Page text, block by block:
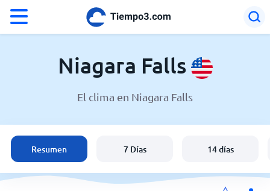
El clima en Niagara Falls
Estados Unidos
España
Niagara Falls
El clima en Niagara Falls
Resumen 7 Días 14 días